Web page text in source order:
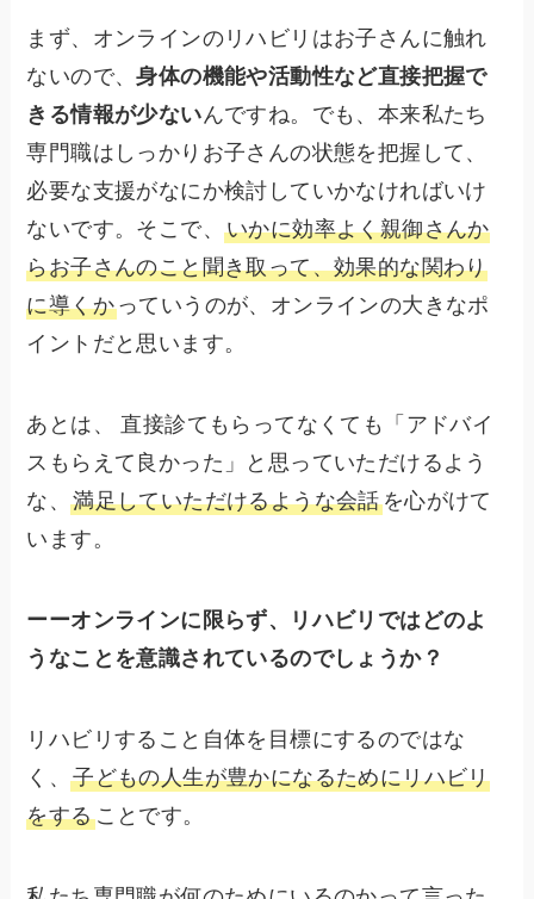
まず、オンラインのリハビリはお子さんに触れ
ないので、身体の機能や活動性など直接把握で
きる情報が少ないんですね。でも、本来私たち
専門職はしっかりお子さんの状態を把握して、
必要な支援がなにか検討していかなければいけ
ないです。そこで、いかに効率よく親御さんか
らお子さんのこと聞き取って、効果的な関わり
に導くかっていうのが、オンラインの大きなポ
イントだと思います。
あとは、 直接診てもらってなくても「アドバイ
スもらえて良かった」と思っていただけるよう
な、満足していただけるような会話を心がけて
います。
ーーオンラインに限らず、リハビリではどのよ
うなことを意識されているのでしょうか？
リハビリすること自体を目標にするのではな
く、子どもの人生が豊かになるためにリハビリ
をすることです。